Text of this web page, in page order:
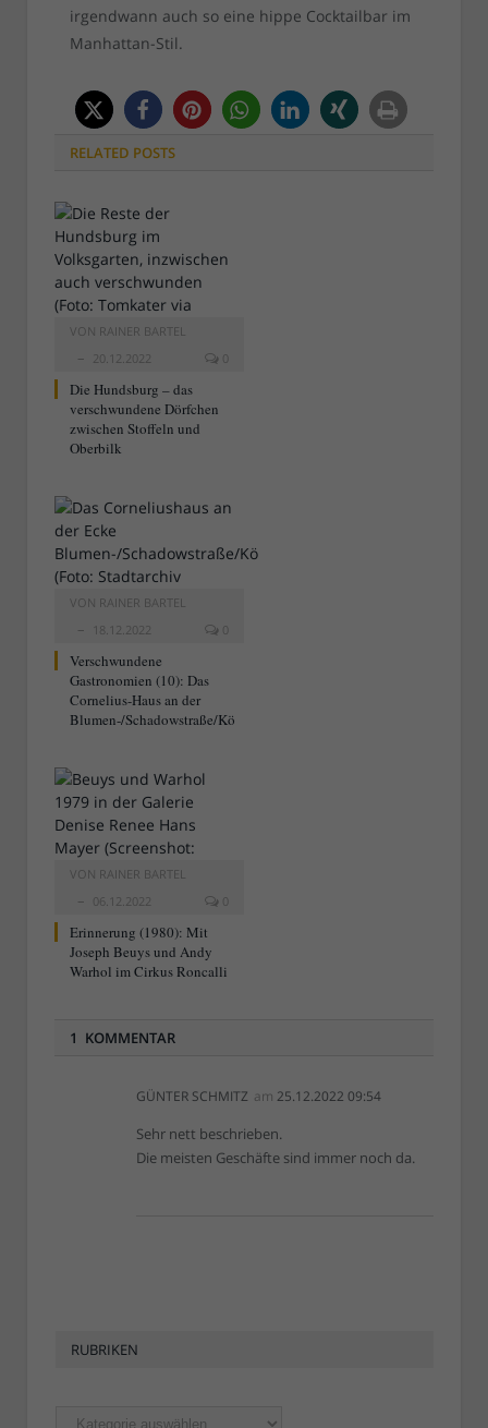
irgendwann auch so eine hippe Cocktailbar im
Manhattan-Stil.
RELATED POSTS
VON RAINER BARTEL
20.12.2022
0
Die Hundsburg – das
verschwundene Dörfchen
zwischen Stoffeln und
Oberbilk
VON RAINER BARTEL
18.12.2022
0
Verschwundene
Gastronomien (10): Das
Cornelius-Haus an der
Blumen-/Schadowstraße/Kö
VON RAINER BARTEL
06.12.2022
0
Erinnerung (1980): Mit
Joseph Beuys und Andy
Warhol im Cirkus Roncalli
1 KOMMENTAR
GÜNTER SCHMITZ am 25.12.2022 09:54
Sehr nett beschrieben.
Die meisten Geschäfte sind immer noch da.
RUBRIKEN
Rubriken